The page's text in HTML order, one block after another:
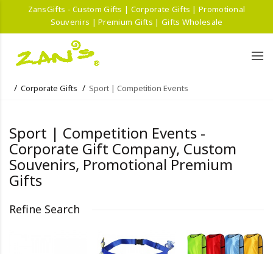
ZansGifts - Custom Gifts | Corporate Gifts | Promotional
Souvenirs | Premium Gifts | Gifts Wholesale
Corporate Gifts Sport | Competition Events
Sport | Competition Events -
Corporate Gift Company, Custom
Souvenirs, Promotional Premium
Gifts
Refine Search